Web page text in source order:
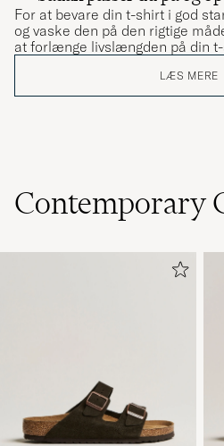
For at bevare din t-shirt i god
og vaske den på den rigtige
at forlænge livslængden på din
LÆS MERE
Contemporary